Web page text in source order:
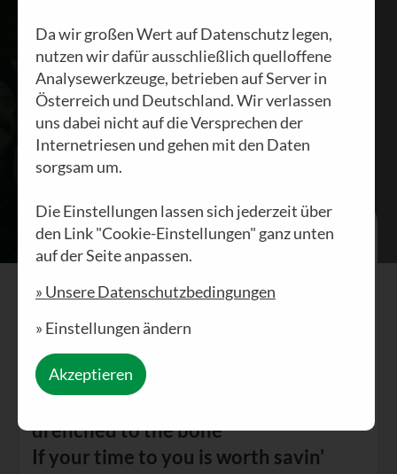
Kommt, kommt, kommt alle her.
Die Wasser steigen, es steigt auch
„Come gather 'round people,
wherever you roam
Admit that the waters around you
have grown
drenched to the bone
If your time to you is worth savin'
Da wir großen Wert auf Datenschutz legen,
nutzen wir dafür ausschließlich quelloffene
Analysewerkzeuge, betrieben auf Server in
Österreich und Deutschland. Wir verlassen
uns dabei nicht auf die Versprechen der
Internetriesen und gehen mit den Daten
sorgsam um.
Die Einstellungen lassen sich jederzeit über
den Link "Cookie-Einstellungen" ganz unten
auf der Seite anpassen.
» Unsere Datenschutzbedingungen
» Einstellungen ändern
Akzeptieren